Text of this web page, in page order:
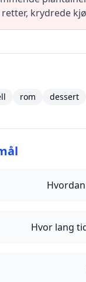
krydrede
rom dessert
Hvor lang